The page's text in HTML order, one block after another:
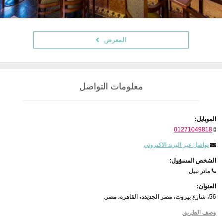
المعرض
معلومات التواصل
الموبايل:
01271049818
تواصل عبر البريد الاكتروني
الشخص المسؤول:
ماتر نبيل
العنوان:
56، شارع بيروت، مصر الجديدة، القاهرة، مصر.
وصف الطريق